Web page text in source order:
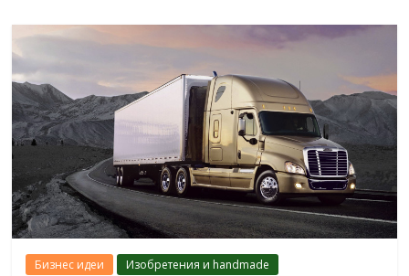
Бизнес идеи Изобретения и handmade